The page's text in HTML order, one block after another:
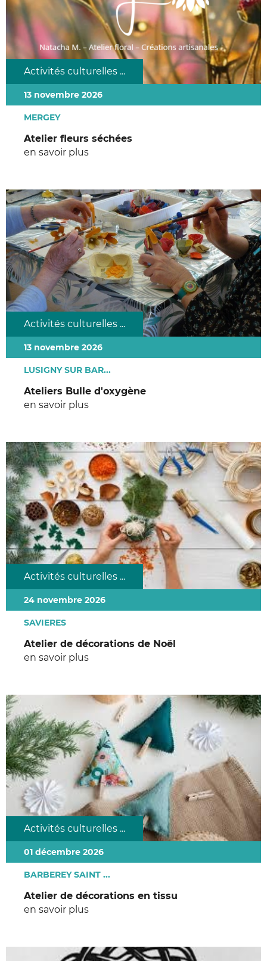
Activités culturelles ...
13 novembre 2026
MERGEY
Atelier fleurs séchées
en savoir plus
Activités culturelles ...
13 novembre 2026
LUSIGNY SUR BAR...
Ateliers Bulle d'oxygène
en savoir plus
Activités culturelles ...
24 novembre 2026
SAVIERES
Atelier de décorations de Noël
en savoir plus
Activités culturelles ...
01 décembre 2026
BARBEREY SAINT ...
Atelier de décorations en tissu
en savoir plus